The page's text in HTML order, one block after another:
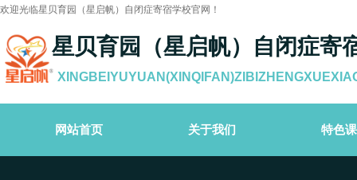
星贝育园（星启帆）自闭症寄
欢迎光临星贝育园（星启帆）自闭症寄宿学校官网！
网站首页 关于我们 特色